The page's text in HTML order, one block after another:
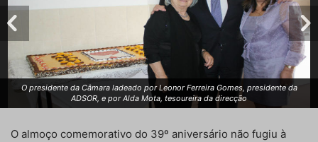
O presidente da Câmara ladeado por Leonor Ferreira Gomes, presidente da
ADSOR, e por Alda Mota, tesoureira da direcção
O almoço comemorativo do 39º aniversário não fugiu à